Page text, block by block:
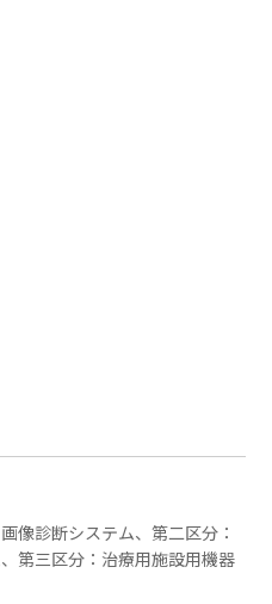
像診断システム、第二区分：
第三区分：治療用施設用機器